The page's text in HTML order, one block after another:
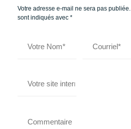
Votre adresse e-mail ne sera pas publiée.
sont indiqués avec *